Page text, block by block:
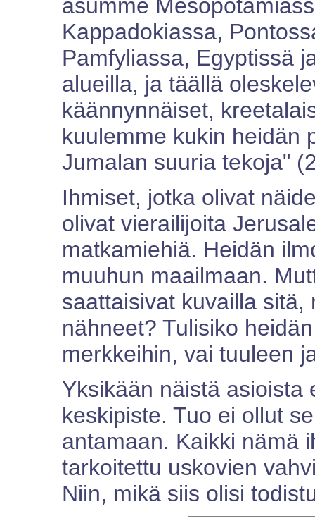
asumme
Kappadokiassa,
Pamfyliassa, Egyptissä
alueilla, ja täällä
käännynnäiset,
kuulemme kukin heidän
Jumalan suuria tekoja"
Ihmiset, jotka olivat
olivat vierailijoita
matkamiehiä. Heidän
muuhun maailmaan.
saattaisivat kuvailla
nähneet? Tulisiko
merkkeihin, vai tuuleen
Yksikään näistä asioista
keskipiste. Tuo ei ollut
antamaan. Kaikki nämä
tarkoitettu uskovien
Niin, mikä siis olisi